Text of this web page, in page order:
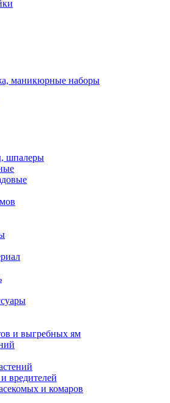
маникюрные наборы
шпалеры
и выгребных ям
вредителей
и комаров